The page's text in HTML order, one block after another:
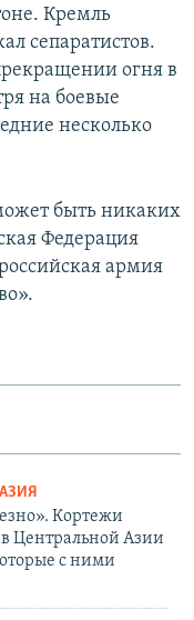
Кремль
сепаратистов.
огня в
на боевые
несколько
быть никаких
Федерация
армия
Кортежи
Центральной Азии
с ними